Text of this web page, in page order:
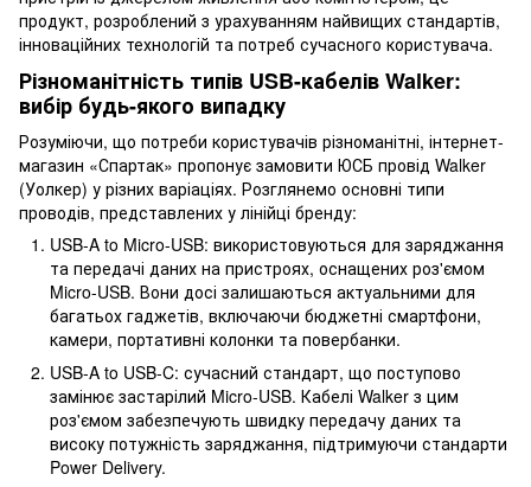
продукт, розроблений з урахуванням найвищих стандартів,
інноваційних технологій та потреб сучасного користувача.
Різноманітність типів USB-кабелів Walker:
вибір будь-якого випадку
Розуміючи, що потреби користувачів різноманітні, інтернет-
магазин «Спартак» пропонує замовити ЮСБ провід Walker
(Уолкер) у різних варіаціях. Розглянемо основні типи
проводів, представлених у лінійці бренду:
USB-A to Micro-USB: використовуються для заряджання
та передачі даних на пристроях, оснащених роз'ємом
Micro-USB. Вони досі залишаються актуальними для
багатьох гаджетів, включаючи бюджетні смартфони,
камери, портативні колонки та повербанки.
USB-A to USB-C: сучасний стандарт, що поступово
замінює застарілий Micro-USB. Кабелі Walker з цим
роз'ємом забезпечують швидку передачу даних та
високу потужність заряджання, підтримуючи стандарти
Power Delivery.